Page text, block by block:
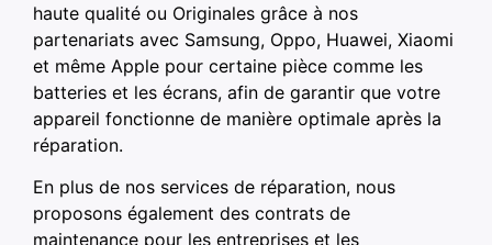
haute qualité ou Originales grâce à nos
partenariats avec Samsung, Oppo, Huawei, Xiaomi
et même Apple pour certaine pièce comme les
batteries et les écrans, afin de garantir que votre
appareil fonctionne de manière optimale après la
réparation.
En plus de nos services de réparation, nous
proposons également des contrats de
maintenance pour les entreprises et les